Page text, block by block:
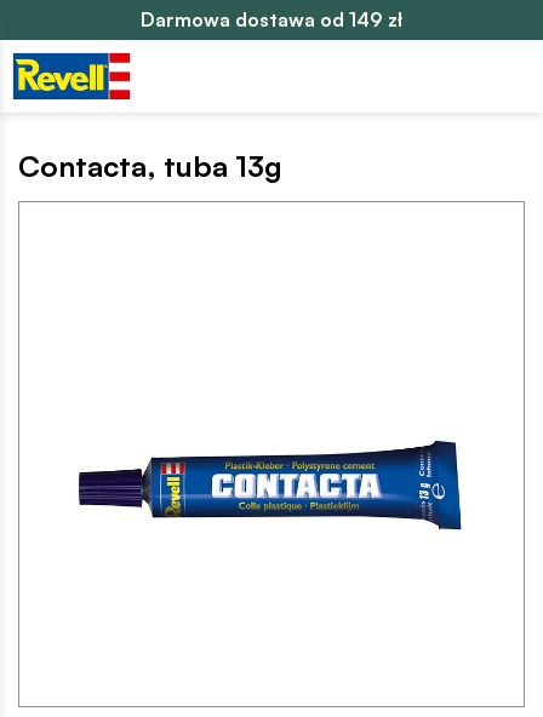
Darmowa dostawa od 149 zł
Contacta, tuba 13g